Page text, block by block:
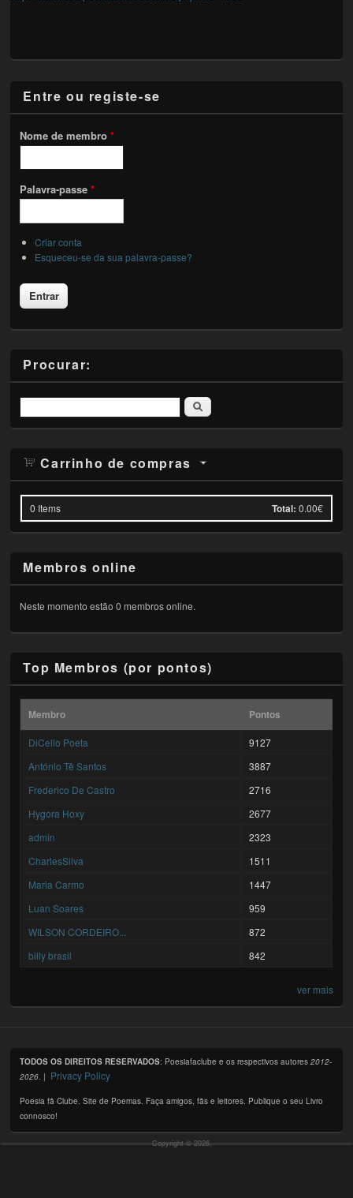
Entre ou registe-se
Nome de membro*
Palavra-passe*
Criar conta
Esqueceu-se da sua palavra-passe?
Procurar:
Pesquisar
Carrinho de compras
0 Items Total: 0.00€
Membros online
Neste momento estão 0 membros online.
Top Membros (por pontos)
Membro Pontos
DiCello Poeta
9127
António Tê Santos
3887
Frederico De Castro
2716
Hygora Hoxy
2677
admin
2323
CharlesSilva
1511
Maria Carmo
1447
Luan Soares
959
WILSON CORDEIRO...
872
billy brasil
842
ver mais
TODOS OS DIREITOS RESERVADOS: Poesiafaclube e os respectivos autores2012-
2026. | Privacy Policy
Poesia fã Clube. Site de Poemas. Faça amigos, fãs e leitores. Publique o seu Livro
connosco!
Copyright © 2026,